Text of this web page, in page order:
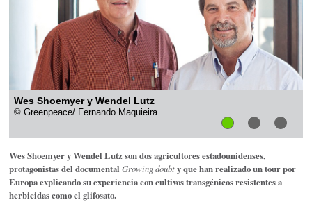
Wes Shoemyer y Wendel Lutz
© Greenpeace/ Fernando Maquieira
Wes Shoemyer y Wendel Lutz son dos agricultores estadounidenses,
protagonistas del documentalGrowing doubty que han realizado un tour por
Europa explicando su experiencia con cultivos transgénicos resistentes a
herbicidas como el glifosato.